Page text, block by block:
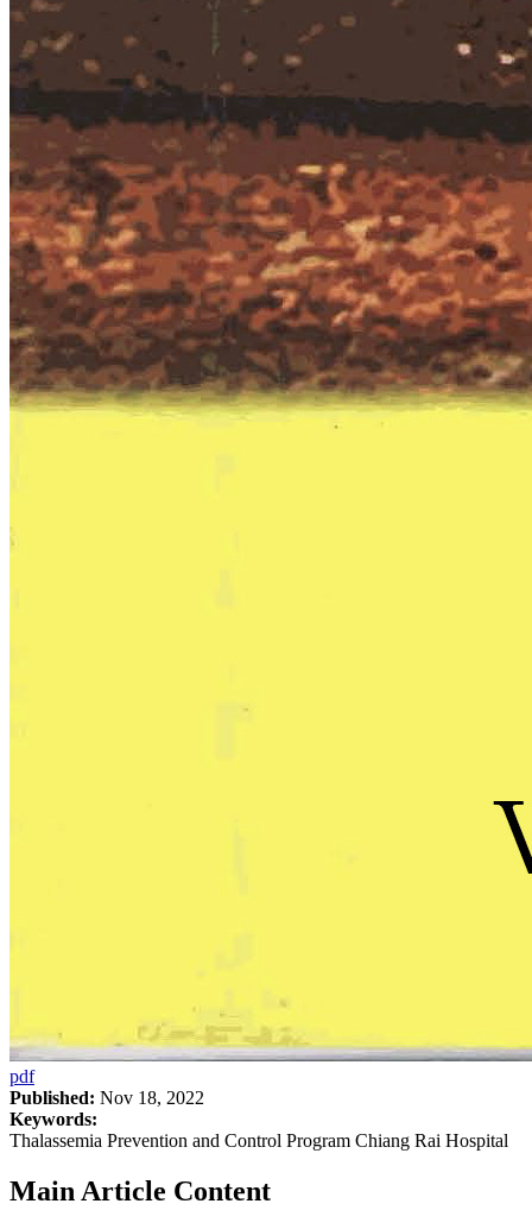
pdf
Published: Nov 18, 2022
Keywords:
Thalassemia Prevention and Control Program Chiang Rai Hospital
Main Article Content